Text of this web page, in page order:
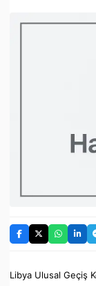
Libya Ulusal Geçiş